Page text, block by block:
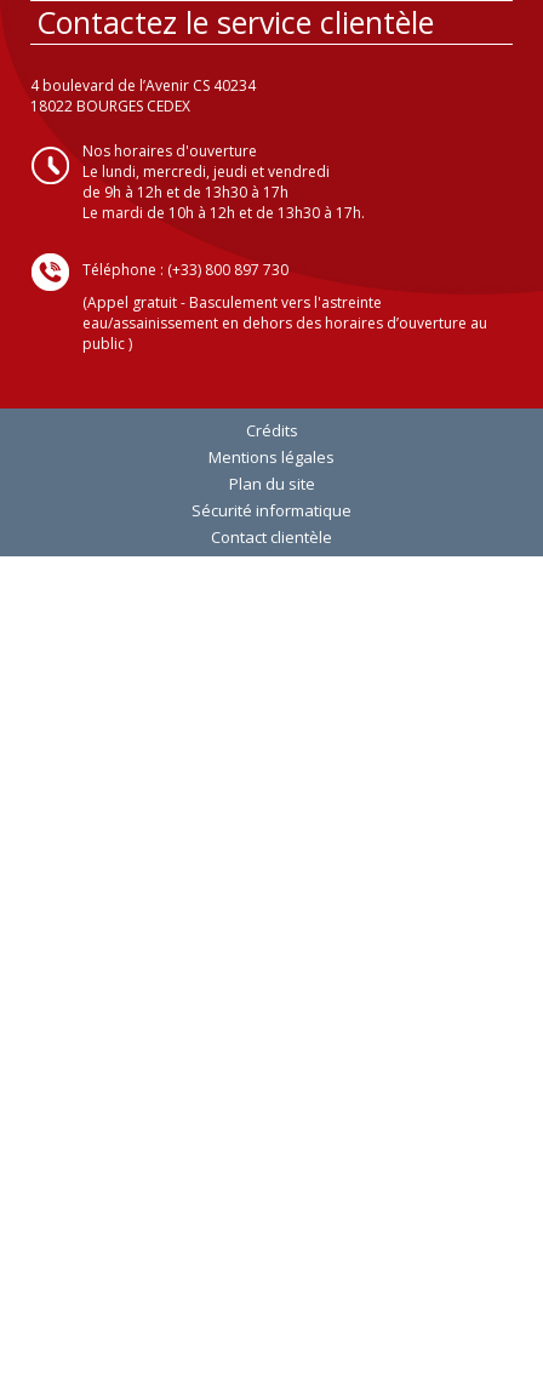
Contactez le service clientèle
4 boulevard de l’Avenir CS 40234
18022 BOURGES CEDEX
Nos horaires d'ouverture
Le lundi, mercredi, jeudi et vendredi
de 9h à 12h et de 13h30 à 17h
Le mardi de 10h à 12h et de 13h30 à 17h.
Téléphone : (+33) 800 897 730
(Appel gratuit - Basculement vers l'astreinte
eau/assainissement en dehors des horaires d’ouverture au
public )
Crédits
Mentions légales
Plan du site
Sécurité informatique
Contact clientèle